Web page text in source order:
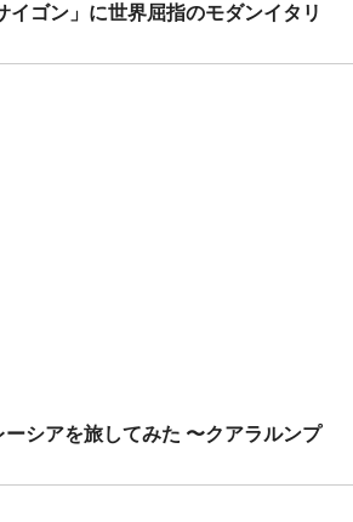
イゴン」に世界屈指のモダンイタリ
ーシアを旅してみた 〜クアラルンプ